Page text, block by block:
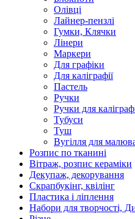
Олівці
Лайнер-пензлі
Гумки, Клячки
Лінери
Маркери
Для графіки
Для каліграфії
Пастель
Ручки
Ручки для
Тубуси
Туш
Вугілля для
Розпис по тканині
Вітраж, розпис кераміки
Декупаж, декорування
Скрапбукінг, квілінг
Пластика і ліплення
Набори для творчості,